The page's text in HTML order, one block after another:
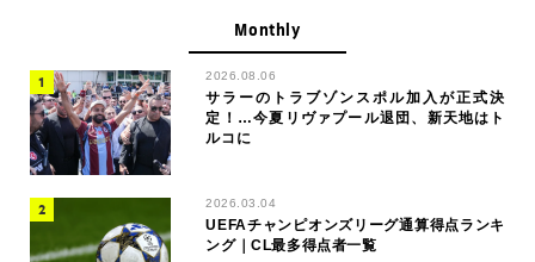
Monthly
2026.08.06
サラーのトラブゾンスポル加入が正式決
定！…今夏リヴァプール退団、新天地はト
ルコに
2026.03.04
UEFAチャンピオンズリーグ通算得点ランキ
ング｜CL最多得点者一覧